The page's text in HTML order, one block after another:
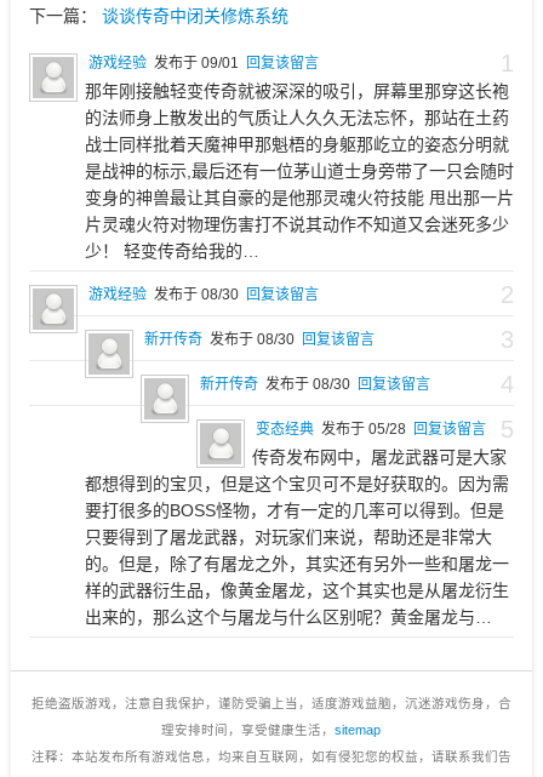
下一篇： 谈谈传奇中闭关修炼系统
1
游戏经验 发布于 09/01 回复该留言
那年刚接触轻变传奇就被深深的吸引，屏幕里那穿这长袍
的法师身上散发出的气质让人久久无法忘怀，那站在土药
战士同样批着天魔神甲那魁梧的身躯那屹立的姿态分明就
是战神的标示,最后还有一位茅山道士身旁带了一只会随时
变身的神兽最让其自豪的是他那灵魂火符技能 甩出那一片
片灵魂火符对物理伤害打不说其动作不知道又会迷死多少
少！ 轻变传奇给我的…
2
游戏经验 发布于 08/30 回复该留言
3
新开传奇 发布于 08/30 回复该留言
4
新开传奇 发布于 08/30 回复该留言
5
变态经典 发布于 05/28 回复该留言
传奇发布网中，屠龙武器可是大家
都想得到的宝贝，但是这个宝贝可不是好获取的。因为需
要打很多的BOSS怪物，才有一定的几率可以得到。但是
只要得到了屠龙武器，对玩家们来说，帮助还是非常大
的。但是，除了有屠龙之外，其实还有另外一些和屠龙一
样的武器衍生品，像黄金屠龙，这个其实也是从屠龙衍生
出来的，那么这个与屠龙与什么区别呢？黄金屠龙与…
拒绝盗版游戏，注意自我保护，谨防受骗上当，适度游戏益脑，沉迷游戏伤身，合
理安排时间，享受健康生活，sitemap
注释：本站发布所有游戏信息，均来自互联网，如有侵犯您的权益，请联系我们告